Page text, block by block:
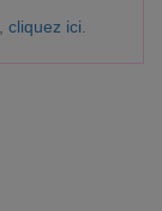
cliquez ici